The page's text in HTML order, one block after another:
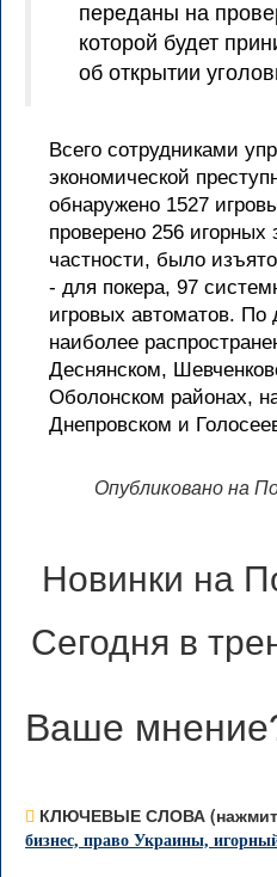
переданы на
которой будет
об открытии
Всего сотрудниками
экономической
обнаружено 1527
проверено 256 игорных
частности, было
- для покера, 97
игровых автоматов.
наиболее
Деснянском,
Оболонском районах,
Днепровском и
Опубликовано на
Новинки на
Сегодня в
Ваше мнение
КЛЮЧЕВЫЕ СЛОВА
бизнес, право Украины,